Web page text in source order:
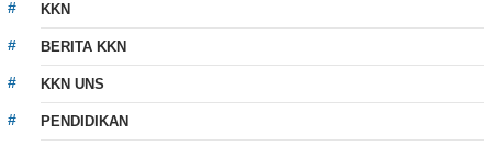
KKN
BERITA KKN
KKN UNS
PENDIDIKAN